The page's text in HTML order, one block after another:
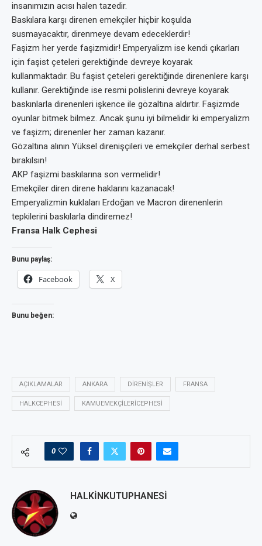
insanımızın acısı halen tazedir.
Baskılara karşı direnen emekçiler hiçbir koşulda
susmayacaktır, direnmeye devam edeceklerdir!
Faşizm her yerde faşizmidir! Emperyalizm ise kendi çıkarları
için faşist çeteleri gerektiğinde devreye koyarak
kullanmaktadır. Bu faşist çeteleri gerektiğinde direnenlere karşı
kullanır. Gerektiğinde ise resmi polislerini devreye koyarak
baskınlarla direnenleri işkence ile gözaltına aldırtır. Faşizmde
oyunlar bitmek bilmez. Ancak şunu iyi bilmelidir ki emperyalizm
ve faşizm; direnenler her zaman kazanır.
Gözaltına alının Yüksel direnişçileri ve emekçiler derhal serbest
bırakılsın!
AKP faşizmi baskılarına son vermelidir!
Emekçiler diren direne haklarını kazanacak!
Emperyalizmin kuklaları Erdoğan ve Macron direnenlerin
tepkilerini baskılarla dindiremez!
Fransa Halk Cephesi
Bunu paylaş:
Facebook X
Bunu beğen:
AÇIKLAMALAR ANKARA DIRENIŞLER FRANSA
HALKCEPHESI KAMUEMEKÇILERICEPHESI
0
HALKINKUTUPHANESI